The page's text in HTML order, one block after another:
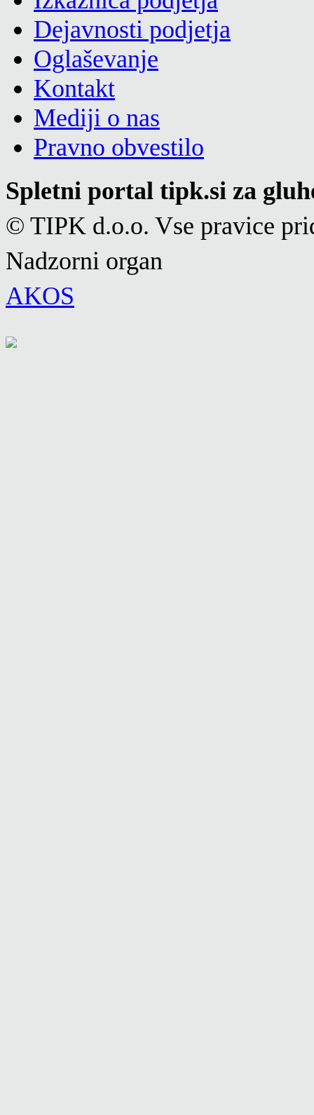
Dejavnosti podjetja
Oglaševanje
Kontakt
Mediji o nas
Pravno obvestilo
Spletni portal tipk.si za
© TIPK d.o.o. Vse pravice
Nadzorni organ
AKOS